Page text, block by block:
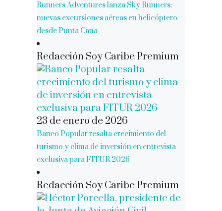
Runners Adventures lanza Sky Runners:
nuevas excursiones aéreas en helicóptero
desde Punta Cana
Redacción Soy Caribe Premium
23 de enero de 2026
Banco Popular resalta crecimiento del
turismo y clima de inversión en entrevista
exclusiva para FITUR 2026
Redacción Soy Caribe Premium